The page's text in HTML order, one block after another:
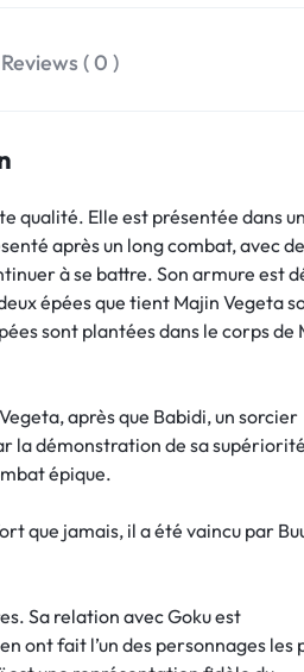
Reviews ( 0 )
qualité. Elle est présentée dans
après un long combat, avec
à se battre. Son armure est
épées que tient Majin Vegeta
sont plantées dans le corps de
après que Babidi, un sorcier
la démonstration de sa
épique.
que jamais, il a été vaincu par
Sa relation avec Goku est
ont fait l’un des personnages les